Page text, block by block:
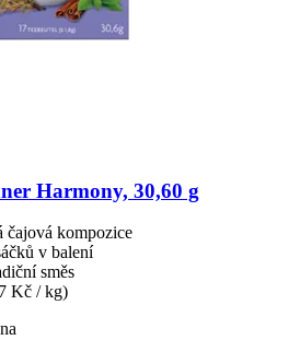
Harmony, 30,60 g
čajová kompozice
v balení
směs
Kč / kg)